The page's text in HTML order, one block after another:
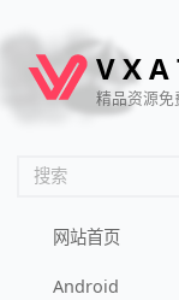
🙌
🐟
🏖️
VXA
精品资源免
搜索
网站首页
Android